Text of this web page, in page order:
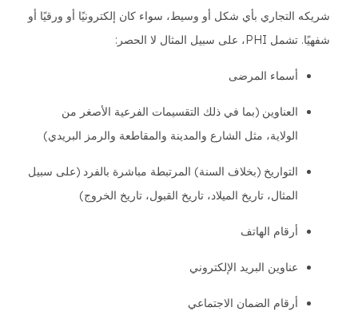
شريكه التجاري بأي شكل أو وسيط، سواء كان إلكترونيًا أو ورقيًا أو
شفهيًا. تشمل PHI، على سبيل المثال لا الحصر:
أسماء المرضى
العناوين (بما في ذلك التقسيمات الفرعية الأصغر من
الولاية، مثل الشارع والمدينة والمقاطعة والرمز البريدي)
التواريخ (بخلاف السنة) المرتبطة مباشرة بالفرد (على سبيل
المثال، تاريخ الميلاد، تاريخ القبول، تاريخ الخروج)
أرقام الهاتف
عناوين البريد الإلكتروني
أرقام الضمان الاجتماعي